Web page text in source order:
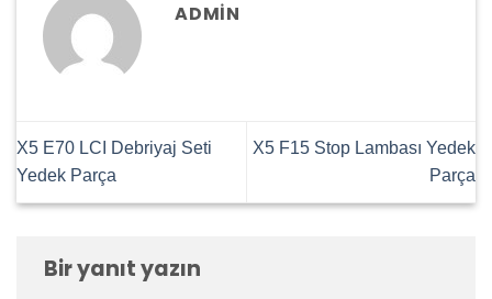
ADMIN
X5 E70 LCI Debriyaj Seti
Yedek Parça
X5 F15 Stop Lambası Yedek
Parça
Bir yanıt yazın